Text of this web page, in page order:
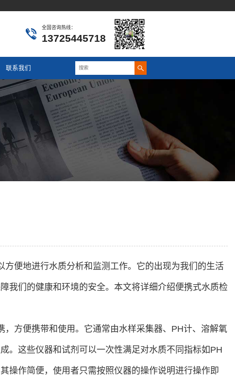
全国咨询热线：
13725445718
联系我们
便地进行水质分析和监测工作。它的出现为我们的生活
我们的健康和环境的安全。本文将详细介绍便携式水质检
方便携带和使用。它通常由水样采集器、PH计、溶解氧
。这些仪器和试剂可以一次性满足对水质不同指标如PH
操作简便，使用者只需按照仪器的操作说明进行操作即